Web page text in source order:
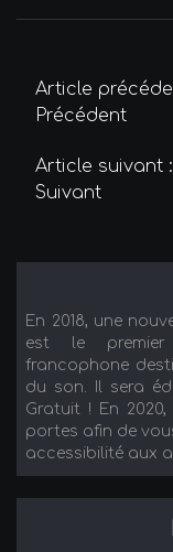
Article
Précédent
Article suivant
Suivant
En 2018, une
est le premier
francophone
du son. Il sera
Gratuit ! En 2020,
portes afin de
accessibilité aux